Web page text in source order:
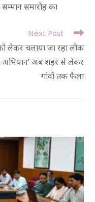
समारोह का
Next Post
लेकर चलाया जा रहा लोक
अभियान’ अब शहर से लेकर
गांवों तक फैला